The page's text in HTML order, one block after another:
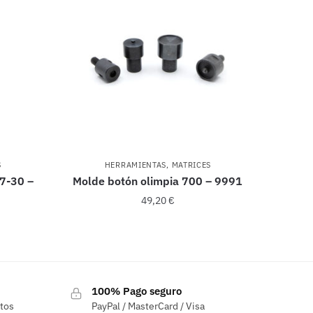
30 –
HERRAMIENTAS, MATRICES
Molde botón olimpia 700 – 9991
49,20€
100% Pago seguro
PayPal / MasterCard / Visa